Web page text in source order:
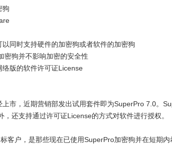
狗
以同时支持硬件的加密狗或者软件的加密狗
密狗并不影响加密的安全性
络版的软件许可证License
市，近期营销部发出试用套件即为SuperPro 7.0。
，还支持通过许可证License的方式对软件进行授权。
客户，是那些现在已使用SuperPro加密狗并在短期